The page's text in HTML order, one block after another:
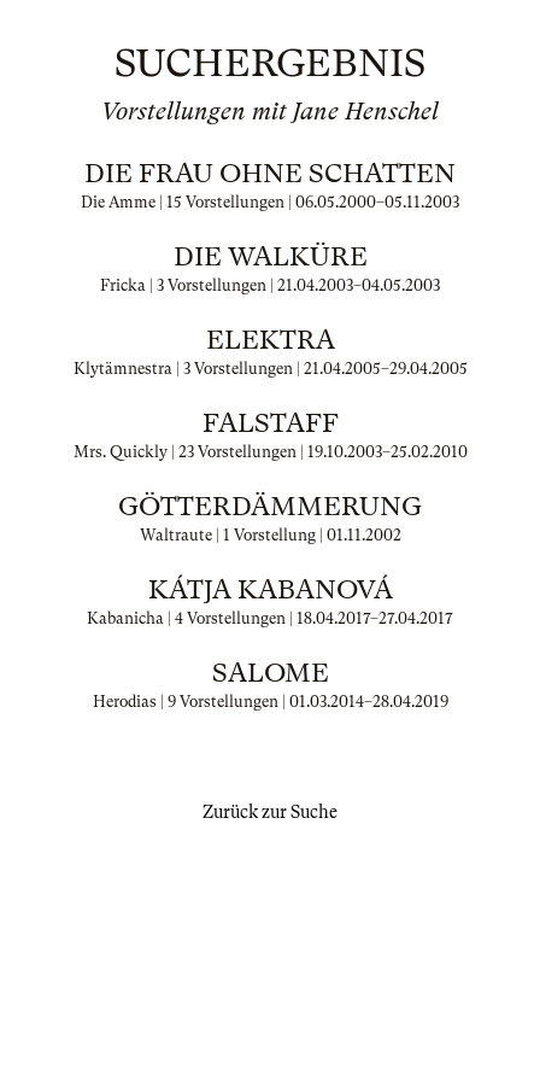
SUCHERGEBNIS
Vorstellungen mit Jane Henschel
DIE FRAU OHNE SCHATTEN
Die Amme | 15 Vorstellungen | 06.05.2000–05.11.2003
DIE WALKÜRE
Fricka | 3 Vorstellungen | 21.04.2003–04.05.2003
ELEKTRA
Klytämnestra | 3 Vorstellungen | 21.04.2005–29.04.2005
FALSTAFF
Mrs. Quickly | 23 Vorstellungen | 19.10.2003–25.02.2010
GÖTTERDÄMMERUNG
Waltraute | 1 Vorstellung | 01.11.2002
KÁTJA KABANOVÁ
Kabanicha | 4 Vorstellungen | 18.04.2017–27.04.2017
SALOME
Herodias | 9 Vorstellungen | 01.03.2014–28.04.2019
Zurück zur Suche